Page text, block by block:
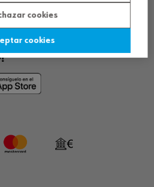
cookies
cookies